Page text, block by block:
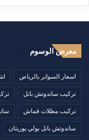
معرض الوسوم
اسعار السواتر بالرياض
تركيب ساندوتش بانل
تركيب مظلات قماش
ساندوتش بانل بولي يوريثان